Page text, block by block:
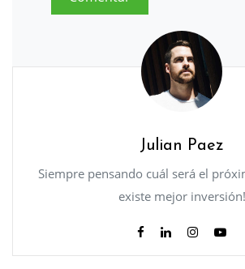
Julian Paez
Siempre pensando cuál será el
existe mejor inversión!